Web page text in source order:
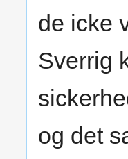
de icke
Sverrig
og det